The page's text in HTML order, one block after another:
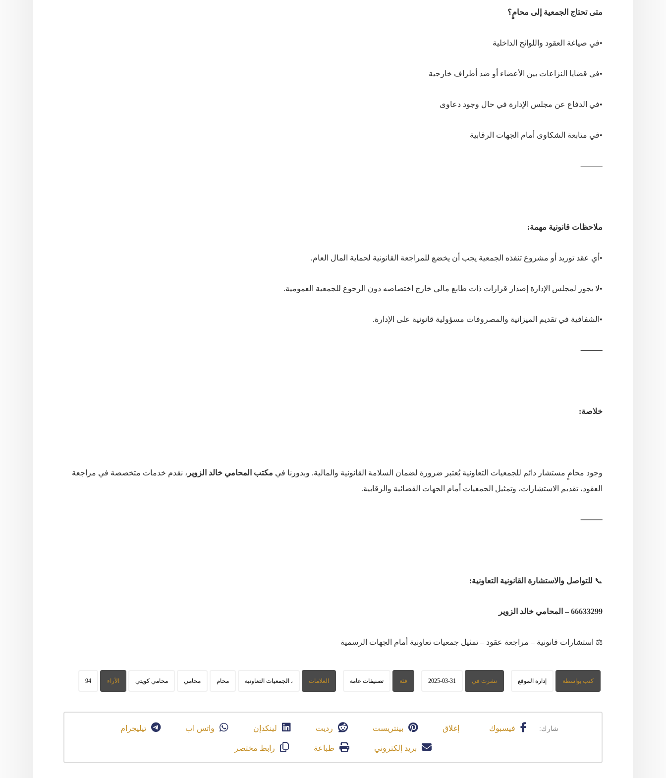
متى تحتاج الجمعية إلى محامٍ؟
•في صياغة العقود واللوائح الداخلية
•في قضايا النزاعات بين الأعضاء أو ضد أطراف خارجية
•في الدفاع عن مجلس الإدارة في حال وجود دعاوى
•في متابعة الشكاوى أمام الجهات الرقابية
⸻
ملاحظات قانونية مهمة:
• أي عقد توريد أو مشروع تنفذه الجمعية يجب أن يخضع للمراجعة القانونية لحماية المال العام.
•لا يجوز لمجلس الإدارة إصدار قرارات ذات طابع مالي خارج اختصاصه دون الرجوع للجمعية العمومية.
• الشفافية في تقديم الميزانية والمصروفات مسؤولية قانونية على الإدارة.
⸻
خلاصة:
وجود محامٍ مستشار دائم للجمعيات التعاونية يُعتبر ضرورة لضمان السلامة القانونية والمالية. وبدورنا في مكتب المحامي خالد الزوير ، نقدم خدمات متخصصة في مراجعة
العقود، تقديم الاستشارات، وتمثيل الجمعيات أمام الجهات القضائية والرقابية.
⸻
📞 للتواصل والاستشارة القانونية التعاونية:
66633299 – المحامي خالد الزوير
⚖️ استشارات قانونية – مراجعة عقود – تمثيل جمعيات تعاونية أمام الجهات الرسمية
كتب بواسطة إدارة الموقع نشرت في 2025-03-31 فئة تصنيفات عامة العلامات ، الجمعيات التعاونية محام محامي محامي كويتي الآراء 94
فيسبوك إغلاق بينتريست رديت لينكدإن واتس اب تيليجرام
بريد إلكتروني طباعة رابط مختصر